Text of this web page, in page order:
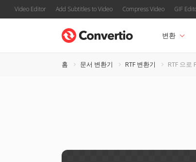
Video Editor Add Subtitles to Video Compress Video GIF
변환
홈 문서 변환기 RTF 변환기 RTF 으로